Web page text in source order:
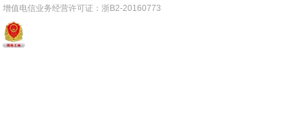
增值电信业务经营许可证：浙B2-20160773